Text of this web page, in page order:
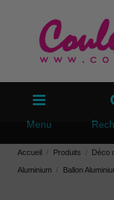
Menu
Accueil Produits Déco
Aluminium Ballon